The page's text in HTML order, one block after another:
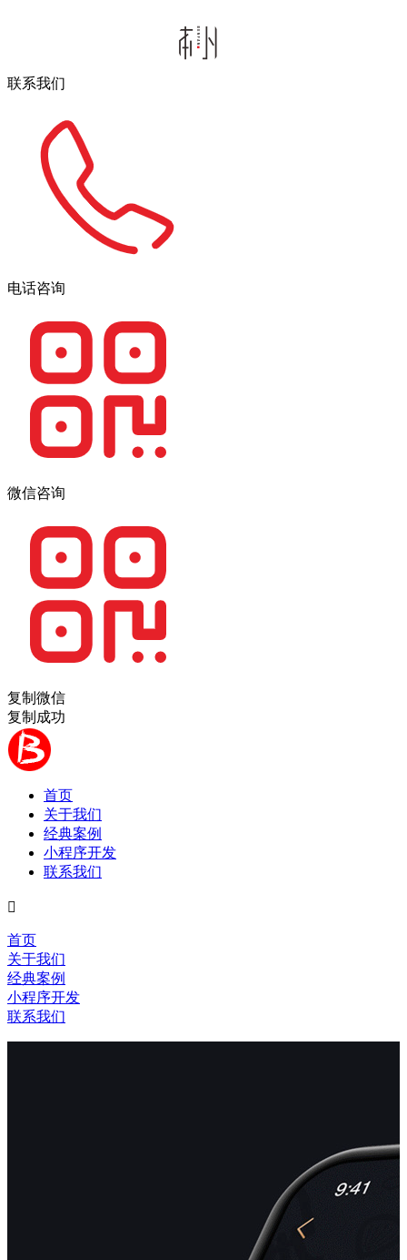
联系我们
电话咨询
微信咨询
复制微信
复制成功
首页
关于我们
经典案例
小程序开发
联系我们

首页
关于我们
经典案例
小程序开发
联系我们